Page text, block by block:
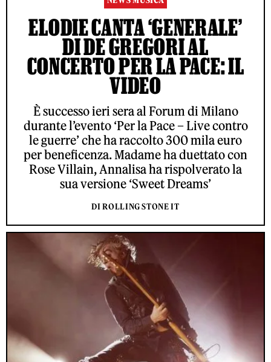
ELODIE CANTA ‘GENERALE’
DI DE GREGORI AL
CONCERTO PER LA PACE: IL
VIDEO
È successo ieri sera al Forum di Milano
durante l’evento ‘Per la Pace – Live contro
le guerre’ che ha raccolto 300 mila euro
per beneficenza. Madame ha duettato con
Rose Villain, Annalisa ha rispolverato la
sua versione ‘Sweet Dreams’
DI ROLLING STONE IT